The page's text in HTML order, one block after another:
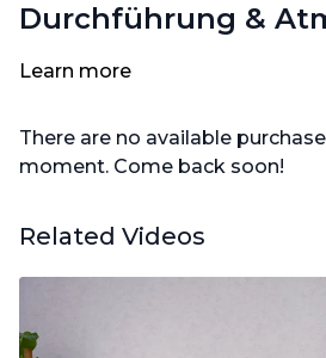
Durchführung &
Learn more
There are no available
moment. Come back soon!
Related Videos